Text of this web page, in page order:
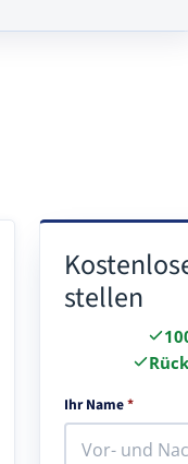
stellen
Ihr Name*